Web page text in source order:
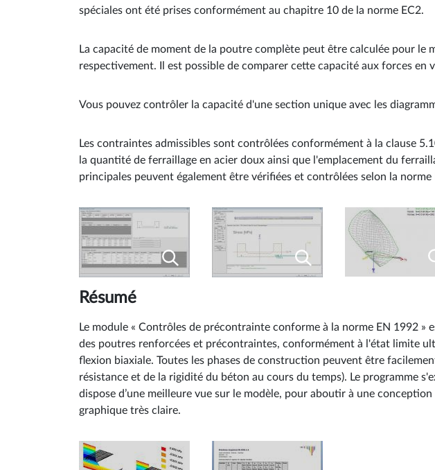
spéciales ont été prises conformément au chapitre 10 de la norme EC2.
La capacité de moment de la poutre complète peut être calculée pour
respectivement. Il est possible de comparer cette capacité aux forces en
Vous pouvez contrôler la capacité d'une section unique avec les
Les contraintes admissibles sont contrôlées conformément à la clause
la quantité de ferraillage en acier doux ainsi que l'emplacement du
principales peuvent également être vérifiées et contrôlées selon la norme
Résumé
Le module « Contrôles de précontrainte conforme à la norme EN 1992
des poutres renforcées et précontraintes, conformément à l'état limite
flexion biaxiale. Toutes les phases de construction peuvent être
résistance et de la rigidité du béton au cours du temps). Le programme
dispose d’une meilleure vue sur le modèle, pour aboutir à une
graphique très claire.